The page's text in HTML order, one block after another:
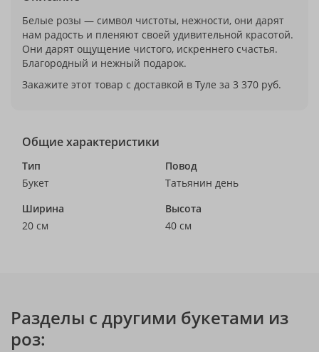
Белые розы — символ чистоты, нежности, они дарят
нам радость и пленяют своей удивительной красотой.
Они дарят ощущение чистого, искреннего счастья.
Благородный и нежный подарок.
Закажите этот товар с доставкой в Туле за 3 370 руб.
Общие характеристики
Тип
Букет
Повод
Татьянин день
Ширина
20 см
Высота
40 см
Разделы с другими букетами из
роз: